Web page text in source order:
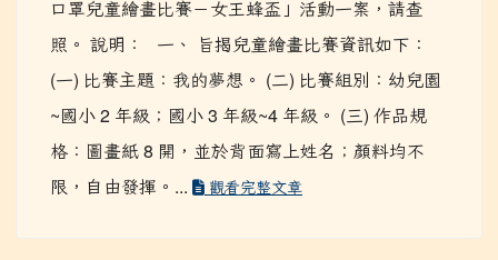
口罩兒童繪畫比賽－女王蜂盃」活動一案，請查
照。 說明： 一、 旨揭兒童繪畫比賽資訊如下：
(一) 比賽主題：我的夢想。 (二) 比賽組別：幼兒園
~國小 2 年級；國小 3 年級~4 年級。 (三) 作品規
格：圖畫紙 8 開，並於背面寫上姓名；顏料均不
限，自由發揮。...
觀看完整文章